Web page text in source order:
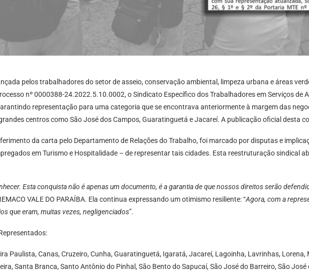
pelos trabalhadores do setor de asseio, conservação ambiental, limpeza urbana e áreas
nº 0000388-24.2022.5.10.0002, o Sindicato Específico dos Trabalhadores em Serviços de
representação para uma categoria que se encontrava anteriormente à margem das
centros como São José dos Campos, Guaratinguetá e Jacareí. A publicação oficial desta
da carta pelo Departamento de Relações do Trabalho, foi marcado por disputas e
em Turismo e Hospitalidade – de representar tais cidades. Esta reestruturação sindical
Esta conquista não é apenas um documento, é a garantia de que nossos direitos serão
VALE DO PARAÍBA. Ela continua expressando um otimismo resiliente: “Agora, com a
que eram, muitas vezes, negligenciados”.
Paulista, Canas, Cruzeiro, Cunha, Guaratinguetá, Igaratá, Jacareí, Lagoinha, Lavrinhas,
Santa Branca, Santo Antônio do Pinhal, São Bento do Sapucaí, São José do Barreiro, São